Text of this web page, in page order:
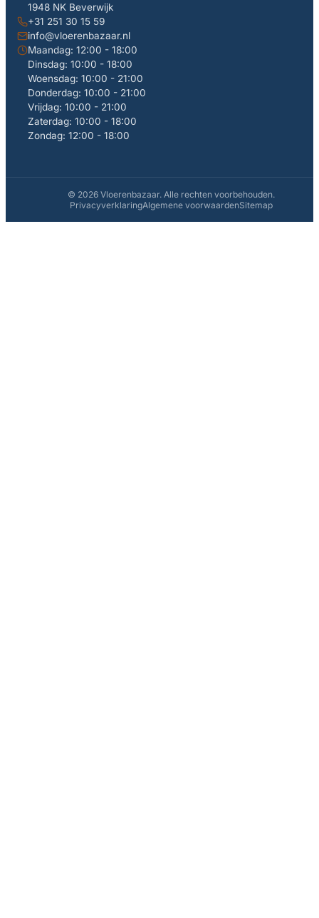
1948 NK Beverwijk
+31 251 30 15 59
info@vloerenbazaar.nl
Maandag: 12:00 - 18:00
Dinsdag: 10:00 - 18:00
Woensdag: 10:00 - 21:00
Donderdag: 10:00 - 21:00
Vrijdag: 10:00 - 21:00
Zaterdag: 10:00 - 18:00
Zondag: 12:00 - 18:00
© 2026 Vloerenbazaar. Alle rechten voorbehouden.
PrivacyverklaringAlgemene voorwaardenSitemap